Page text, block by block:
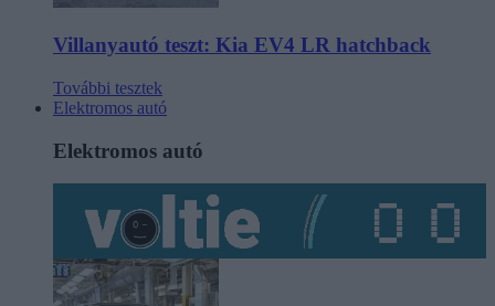
Villanyautó teszt: Kia EV4 LR hatchback
További tesztek
Elektromos autó
Elektromos autó